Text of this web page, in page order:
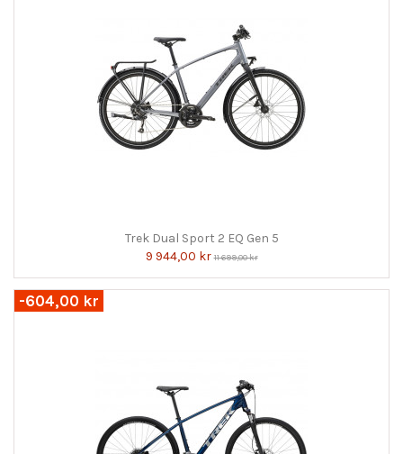
Trek Dual Sport 2 EQ Gen 5
9 944,00 kr11 699,00 kr
-604,00 kr